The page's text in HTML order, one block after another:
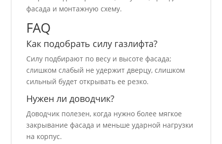
фасада и монтажную схему.
FAQ
Как подобрать силу газлифта?
Силу подбирают по весу и высоте фасада;
слишком слабый не удержит дверцу, слишком
сильный будет открывать ее резко.
Нужен ли доводчик?
Доводчик полезен, когда нужно более мягкое
закрывание фасада и меньше ударной нагрузки
на корпус.